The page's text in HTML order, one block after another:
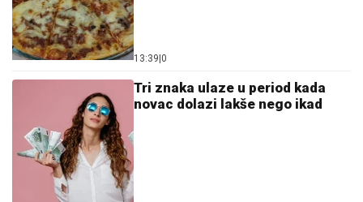
13:39|0
Tri znaka ulaze u period kada
novac dolazi lakše nego ikad